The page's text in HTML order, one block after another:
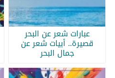
عبارات شعر عن البحر
قصيرة.. أبيات شعر عن
جمال البحر